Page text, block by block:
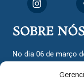
SOBRE
No dia 06 de março
cidadãos